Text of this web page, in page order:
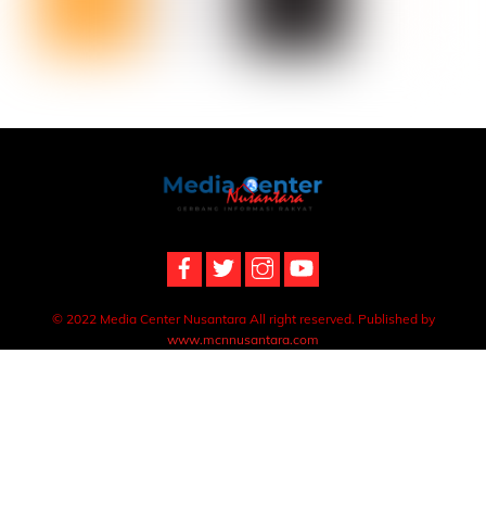
Back
To
© 2022 Media Center Nusantara All right reserved. Published by
www.mcnnusantara.com